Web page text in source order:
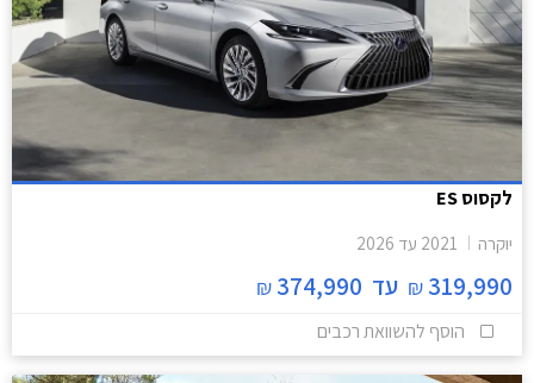
לקסוס ES
יוקרה 2021 עד 2026
319,990
₪ עד 374,990
₪
הוסף להשוואת רכבים